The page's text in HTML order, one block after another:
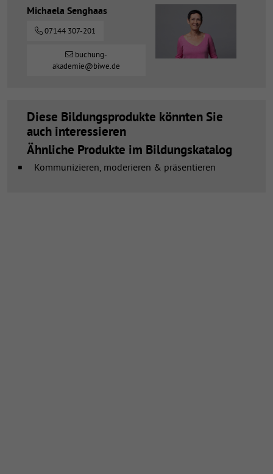
Michaela Senghaas
07144 307-201
buchung-
akademie@biwe.de
Diese Bildungsprodukte könnten Sie
auch interessieren
Ähnliche Produkte im Bildungskatalog
Kommunizieren, moderieren & präsentieren